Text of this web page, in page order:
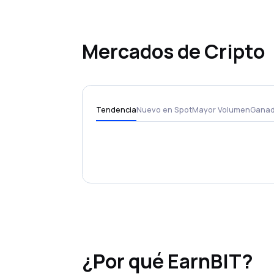
Mercados de Cripto
TendenciaNuevo en SpotMayor Volumen
¿Por qué EarnBIT?